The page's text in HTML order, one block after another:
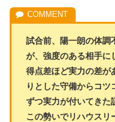
試合前、陽一朗の体調
が、強度のある相手に
得点差ほど実力の差が
りとした守備からコ
ずつ実力が付いてきた
この勢いでリハウスリ